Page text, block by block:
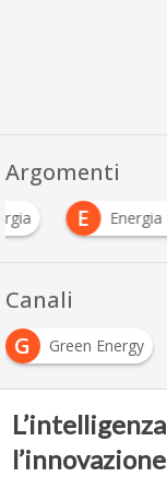
Argomenti
E
Canali
G
Green Energy
l’innovazione